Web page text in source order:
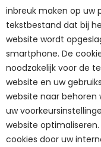
inbreuk maken op uw
tekstbestand dat bij
website wordt
smartphone. De
noodzakelijk voor de
website en uw
website naar behoren
uw
website
cookies door uw